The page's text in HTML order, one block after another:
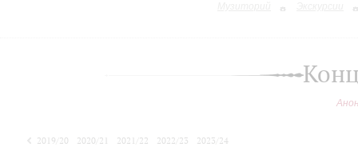
2019/20 2020/21 2021/22 2022/23
2023/24